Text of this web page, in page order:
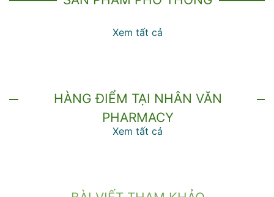
Xem tất cả
HÀNG ĐIỂM TẠI NHÂN VĂN
PHARMACY
Xem tất cả